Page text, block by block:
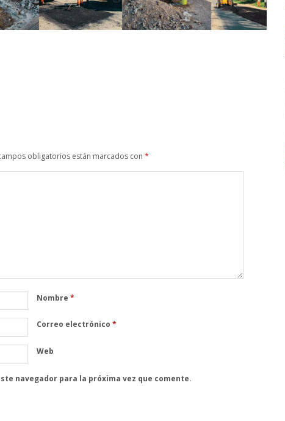
obligatorios están marcados con *
Nombre *
Correo electrónico *
Web
navegador para la próxima vez que comente.